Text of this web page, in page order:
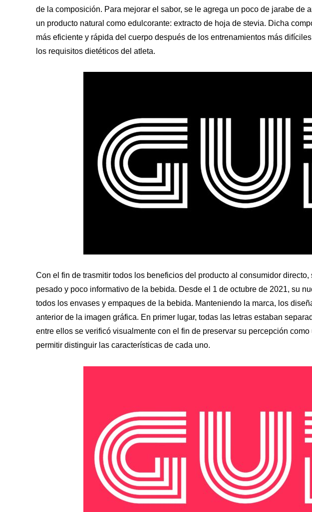
de la composición. Para mejorar el sabor, se le agrega un poco de jarabe de
un producto natural como edulcorante: extracto de hoja de stevia. Dicha
más eficiente y rápida del cuerpo después de los entrenamientos más
los requisitos dietéticos del atleta.
Con el fin de trasmitir todos los beneficios del producto al consumidor
pesado y poco informativo de la bebida. Desde el 1 de octubre de 2021, su
todos los envases y empaques de la bebida. Manteniendo la marca, los
anterior de la imagen gráfica. En primer lugar, todas las letras estaban
entre ellos se verificó visualmente con el fin de preservar su percepción
permitir distinguir las características de cada uno.